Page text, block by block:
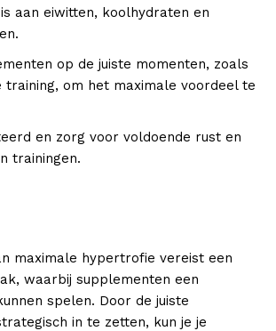
aan eiwitten, koolhydraten en
op de juiste momenten, zoals
training, om het maximale voordeel te
en zorg voor voldoende rust en
trainingen.
maximale hypertrofie vereist een
waarbij supplementen een
spelen. Door de juiste
in te zetten, kun je je